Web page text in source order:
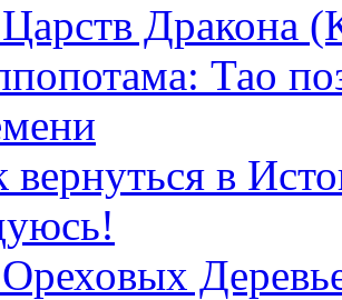
Дракона
Тао
вернуться в